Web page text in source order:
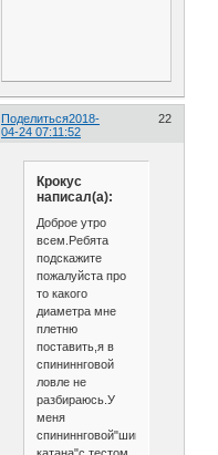
Поделиться 22
2018-
04-24 07:11:52
Крокус
написал(а):
Доброе утро
всем.Ребята
подскажите
пожалуйста про
то какого
диаметра мне
плетню
поставить,я в
спининнговой
ловле не
разбираюсь.У
меня
спининнговой"шимана